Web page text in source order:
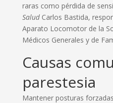
raras como pérdida de
SaludCarlos Bastida,
Aparato Locomotor de la
Médicos Generales y de
Causas
parestesia
Mantener posturas